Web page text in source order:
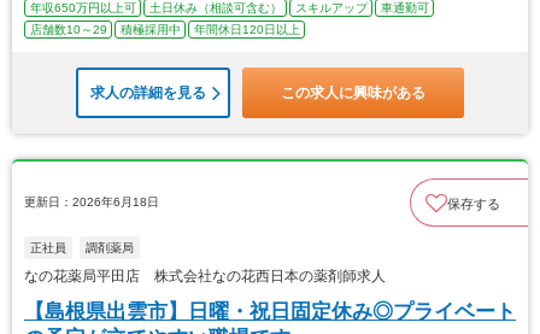
年収650万円以上可 土日休み（相談可含む） スキルアップ
車通勤可
店舗数10～29
積極採用中 年間休日120日以上
求人の詳細を見る この求人に興味がある
更新日：2026年6月18日 保存する
正社員 調剤薬局
なの花薬局平田店 株式会社なの花西日本の薬剤師求人
【島根県出雲市】日曜・祝日固定休み◎プライベート